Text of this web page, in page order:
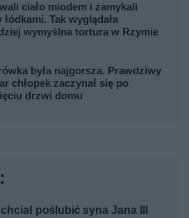
ciało miodem i zamykali
łódkami. Tak wyglądała
wymyślna tortura w Rzymie
była najgorsza. Prawdziwy
chłopek zaczynał się po
drzwi domu
poślubić syna Jana III